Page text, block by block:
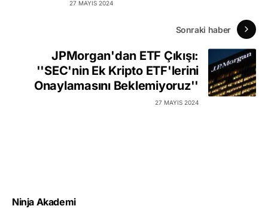
27 MAYIS 2024
Sonraki haber
JPMorgan'dan ETF Çıkışı:
''SEC'nin Ek Kripto ETF'lerini
Onaylamasını Beklemiyoruz''
27 MAYIS 2024
Ninja Akademi